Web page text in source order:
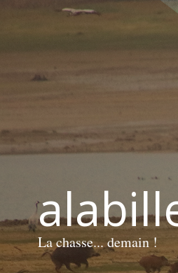
La chasse... demain !